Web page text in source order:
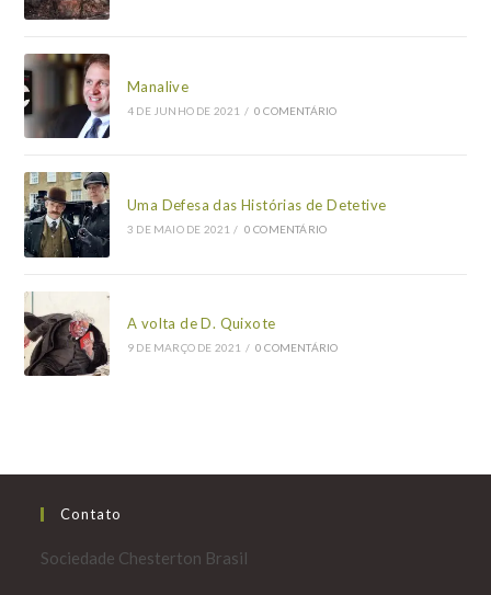
Manalive
4 DE JUNHO DE 2021 / 0 COMENTÁRIO
Uma Defesa das Histórias de Detetive
3 DE MAIO DE 2021 / 0 COMENTÁRIO
A volta de D. Quixote
9 DE MARÇO DE 2021 / 0 COMENTÁRIO
Contato
Sociedade Chesterton Brasil